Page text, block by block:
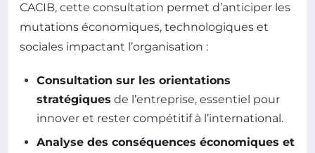
CACIB, cette consultation permet d’anticiper les
mutations économiques, technologiques et
sociales impactant l’organisation :
Consultation sur les orientations
stratégiques de l’entreprise, essentiel pour
innover et rester compétitif à l’international.
Analyse des conséquences économiques et